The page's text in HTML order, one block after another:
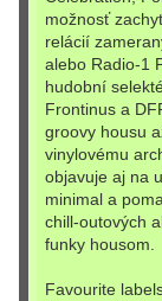
možnosť
relácií
alebo Radio-1
hudobní
Frontinus a
groovy housu
vinylovému
objavuje aj na
minimal a
chill-outových
funky housom.
Favourite